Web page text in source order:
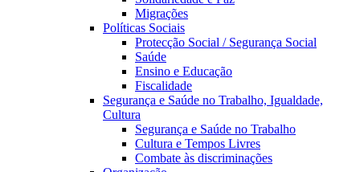
Migrações
Políticas Sociais
Protecção Social / Segurança Social
Saúde
Ensino e Educação
Fiscalidade
Segurança e Saúde no Trabalho, Igualdade,
Cultura
Segurança e Saúde no Trabalho
Cultura e Tempos Livres
Combate às discriminações